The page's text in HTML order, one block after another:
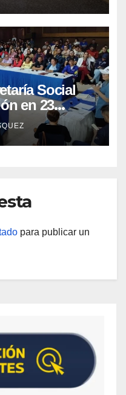
Social
en 23
para publicar un